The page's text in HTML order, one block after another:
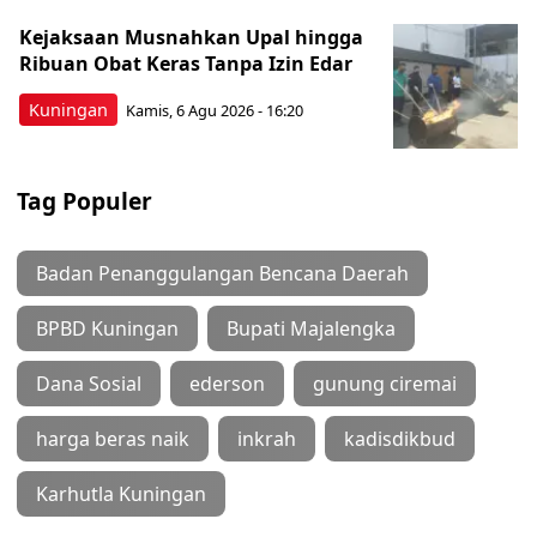
Kuningan
Kejaksaan Musnahkan Upal hingga
Ribuan Obat Keras Tanpa Izin Edar
Kamis, 6 Agu 2026 - 16:20
Tag Populer
Badan Penanggulangan Bencana Daerah
BPBD Kuningan Bupati Majalengka
Dana Sosial ederson gunung ciremai
harga beras naik inkrah kadisdikbud
Karhutla Kuningan